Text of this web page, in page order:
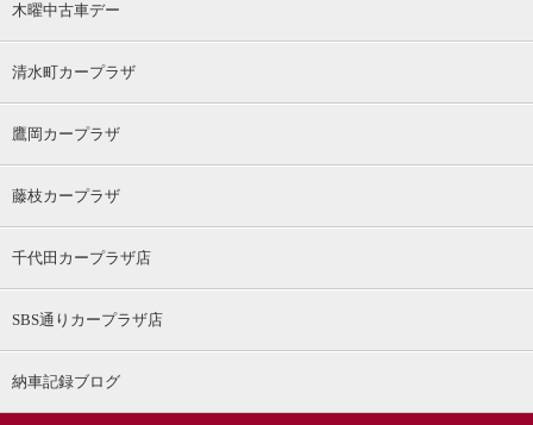
木曜中古車デー
清水町カープラザ
鷹岡カープラザ
藤枝カープラザ
千代田カープラザ店
SBS通りカープラザ店
納車記録ブログ